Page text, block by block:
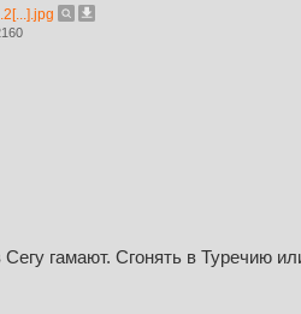
гамают. Сгонять в Туречию